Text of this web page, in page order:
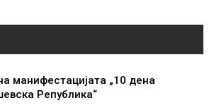
манифестацијата „10 дена
Република“